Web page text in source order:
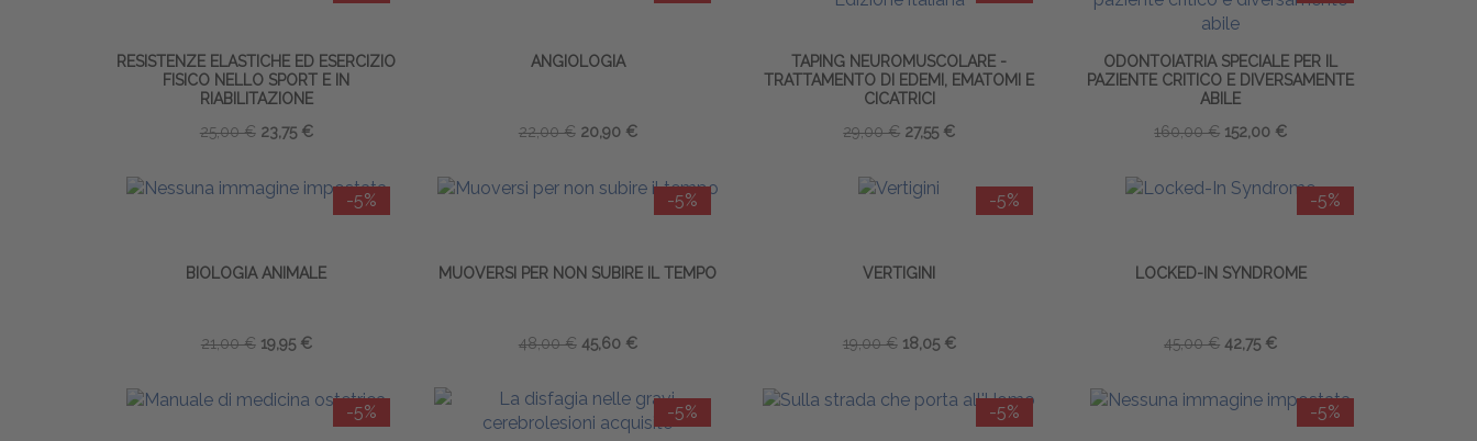
RESISTENZE ELASTICHE ED ESERCIZIO
FISICO NELLO SPORT E IN
RIABILITAZIONE
25,00 € 23,75 €
ANGIOLOGIA
22,00 € 20,90 €
TAPING NEUROMUSCOLARE -
TRATTAMENTO DI EDEMI, EMATOMI E
CICATRICI
29,00 € 27,55 €
ODONTOIATRIA SPECIALE PER IL
PAZIENTE CRITICO E DIVERSAMENTE
ABILE
160,00 € 152,00 €
-5%
BIOLOGIA ANIMALE
21,00 € 19,95 €
-5%
MUOVERSI PER NON SUBIRE IL TEMPO
48,00 € 45,60 €
-5%
VERTIGINI
19,00 € 18,05 €
-5%
LOCKED-IN SYNDROME
45,00 € 42,75 €
-5% -5% -5% -5%